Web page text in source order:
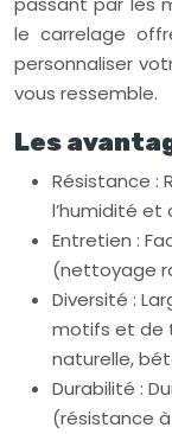
le carrelage
personnaliser
vous ressemble.
Les
Résistance :
l’humidité et
Entretien :
(nettoyage
Diversité :
motifs et de
naturelle,
Durabilité :
(résistance à